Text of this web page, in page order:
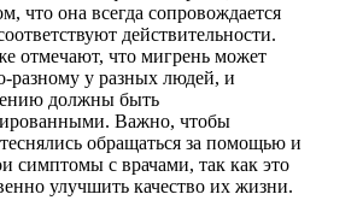
что она всегда сопровождается
действительности.
отмечают, что мигрень может
разному у разных людей, и
должны быть
Важно, чтобы
обращаться за помощью и
симптомы с врачами, так как это
улучшить качество их жизни.